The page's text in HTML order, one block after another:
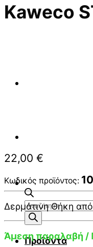
Αναζήτηση
προϊόντων
Προϊόντα
Kaweco
22,00 €
Κωδικός προϊόντος:
Δερμάτινη Θήκη
Άμεση παραλαβή /